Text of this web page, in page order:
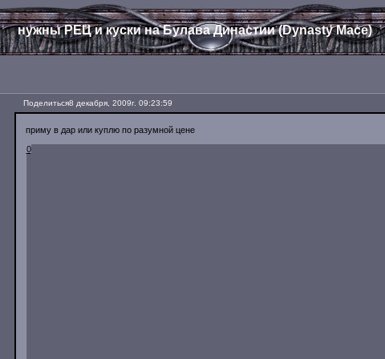
нужны РЕЦ и куски на Булава Династии (Dynasty Mace)
Поделиться8 декабря, 2009г. 09:23:59
приму в дар или куплю по разумной цене
0